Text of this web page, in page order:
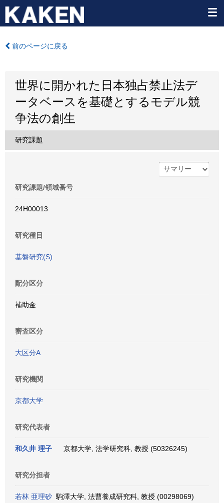
前のページに戻る
世界に開かれた日本独占禁止法デ
ータベースを基礎とするモデル競
争法の創生
研究課題
研究課題/領域番号
24H00013
研究種目
基盤研究(S)
配分区分
補助金
審査区分
大区分A
研究機関
京都大学
研究代表者
和久井 理子 京都大学, 法学研究科, 教授 (50326245)
研究分担者
若林 亜理砂 駒澤大学, 法曹養成研究科, 教授 (00298069)